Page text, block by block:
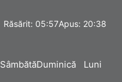
Răsărit: 05:57Apus: 20:38
SâmbătăDuminică Luni